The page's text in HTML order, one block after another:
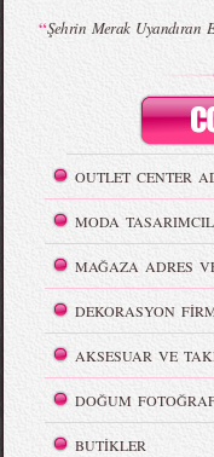
“Şehrin Merak Uyandıran
OUTLET CENTER
MODA
MAĞAZA ADRES
DEKORASYON
AKSESUAR VE
DOĞUM
BUTİKLER